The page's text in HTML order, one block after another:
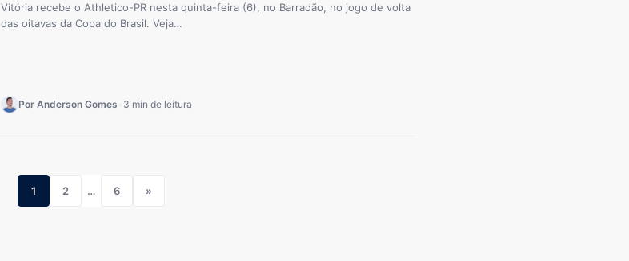
Vitória recebe o Athletico-PR nesta quinta-feira (6), no Barradão, no jogo de volta
das oitavas da Copa do Brasil. Veja…
Por Anderson Gomes 3 min de leitura
1 2 … 6 »